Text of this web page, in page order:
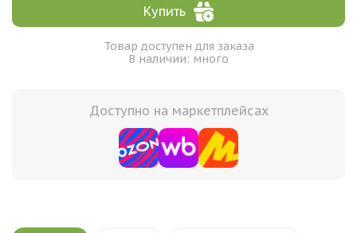
Купить
Товар доступен для заказа
В наличии: много
Доступно на маркетплейсах